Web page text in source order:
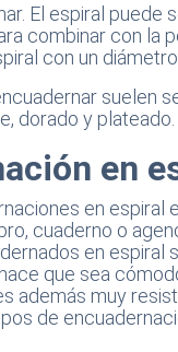
El espiral puede
combinar con la
con un
suelen
dorado y plateado.
en
en espiral
cuaderno o
en espiral
que sea
además muy
de